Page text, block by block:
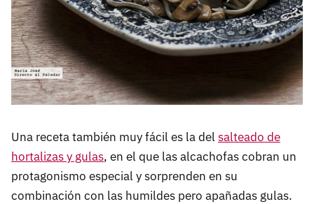
Una receta también muy fácil es la del salteado de
hortalizas y gulas, en el que las alcachofas cobran un
protagonismo especial y sorprenden en su
combinación con las humildes pero apañadas gulas.